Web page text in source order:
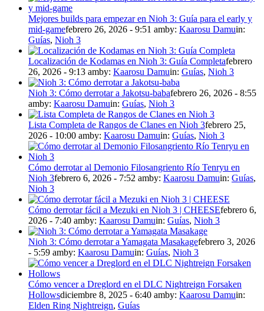
Mejores builds para empezar en Nioh 3: Guía para el early y
mid-gamefebrero 26, 2026 - 9:51 amby: Kaarosu Damuin:
Guías, Nioh 3
Localización de Kodamas en Nioh 3: Guía Completafebrero
26, 2026 - 9:13 amby: Kaarosu Damuin: Guías, Nioh 3
Nioh 3: Cómo derrotar a Jakotsu-babafebrero 26, 2026 - 8:55
amby: Kaarosu Damuin: Guías, Nioh 3
Lista Completa de Rangos de Clanes en Nioh 3febrero 25,
2026 - 10:00 amby: Kaarosu Damuin: Guías, Nioh 3
Cómo derrotar al Demonio Filosangriento Río Tenryu en
Nioh 3febrero 6, 2026 - 7:52 amby: Kaarosu Damuin: Guías,
Nioh 3
Cómo derrotar fácil a Mezuki en Nioh 3 | CHEESEfebrero 6,
2026 - 7:40 amby: Kaarosu Damuin: Guías, Nioh 3
Nioh 3: Cómo derrotar a Yamagata Masakagefebrero 3, 2026
- 5:59 amby: Kaarosu Damuin: Guías, Nioh 3
Cómo vencer a Dreglord en el DLC Nightreign Forsaken
Hollowsdiciembre 8, 2025 - 6:40 amby: Kaarosu Damuin:
Elden Ring Nightreign, Guías